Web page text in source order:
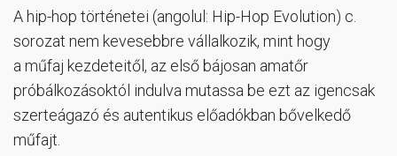
A hip-hop történetei (angolul: Hip-Hop Evolution) c.
sorozat nem kevesebbre vállalkozik, mint hogy
a műfaj kezdeteitől, az első bájosan amatőr
próbálkozásoktól indulva mutassa be ezt az igencsak
szerteágazó és autentikus előadókban bővelkedő
műfajt.